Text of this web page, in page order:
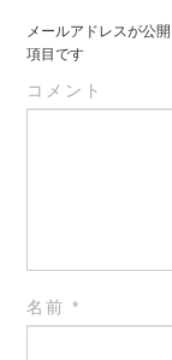
メールアドレスが公
項目です
コメント
名前*